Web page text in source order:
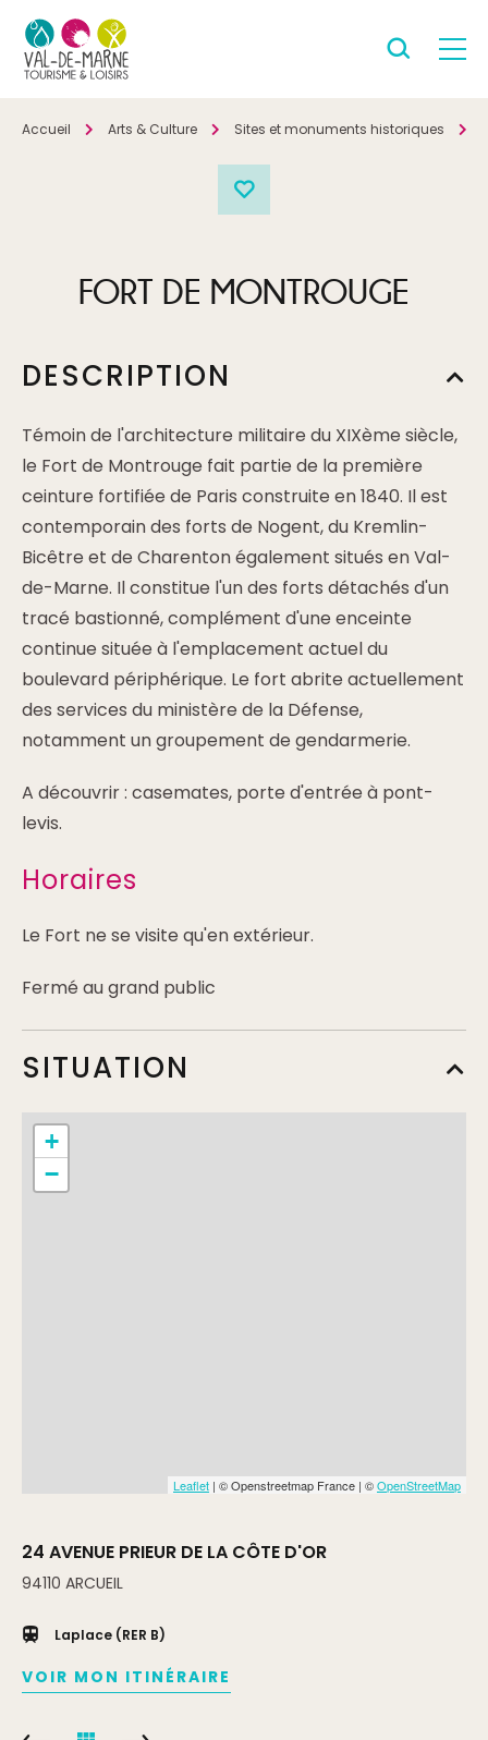
Accueil Arts & Culture Sites et monuments historiques
FORT DE MONTROUGE
DESCRIPTION
Témoin de l'architecture militaire du XIXème siècle,
le Fort de Montrouge fait partie de la première
ceinture fortifiée de Paris construite en 1840. Il est
contemporain des forts de Nogent, du Kremlin-
Bicêtre et de Charenton également situés en Val-
de-Marne. Il constitue l'un des forts détachés d'un
tracé bastionné, complément d'une enceinte
continue située à l'emplacement actuel du
boulevard périphérique. Le fort abrite actuellement
des services du ministère de la Défense,
notamment un groupement de gendarmerie.
A découvrir : casemates, porte d'entrée à pont-
levis.
Horaires
Le Fort ne se visite qu'en extérieur.
Fermé au grand public
SITUATION
+
−
Leaflet | © Openstreetmap France | ©OpenStreetMap
24 AVENUE PRIEUR DE LA CÔTE D'OR
94110 ARCUEIL
Laplace (RER B)
VOIR MON ITINÉRAIRE